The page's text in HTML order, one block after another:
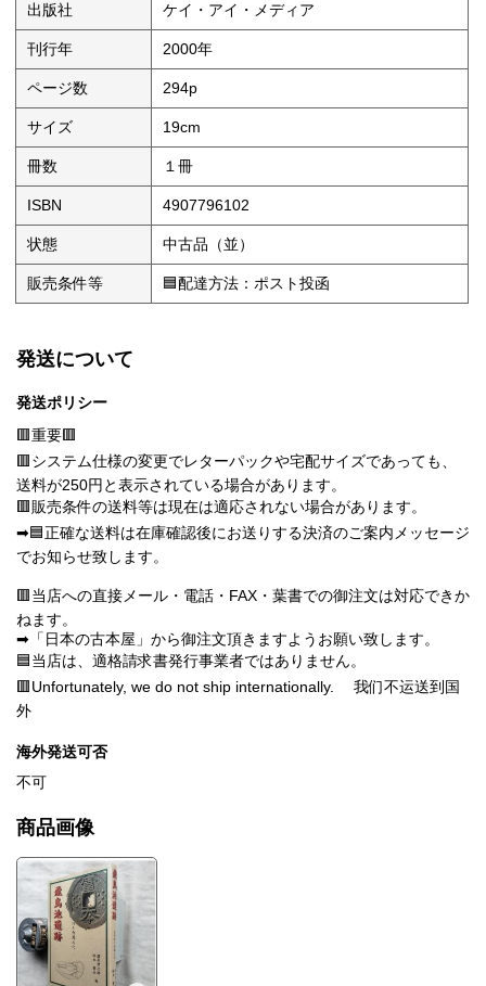
出版社 ケイ・アイ・メディア
刊行年 2000年
ページ数 294p
サイズ 19cm
冊数 １冊
ISBN 4907796102
状態 中古品（並）
販売条件等 🟦配達方法：ポスト投函
発送について
発送ポリシー
🟥重要🟥
🟥システム仕様の変更でレターパックや宅配サイズであっても、
送料が250円と表示されている場合があります。
🟥販売条件の送料等は現在は適応されない場合があります。
➡🟦正確な送料は在庫確認後にお送りする決済のご案内メッセージ
でお知らせ致します。
🟥当店への直接メール・電話・FAX・葉書での御注文は対応できか
ねます。
➡「日本の古本屋」から御注文頂きますようお願い致します。
🟦当店は、適格請求書発行事業者ではありません。
🟥Unfortunately, we do not ship internationally. 我们不运送到国
外
海外発送可否
不可
商品画像